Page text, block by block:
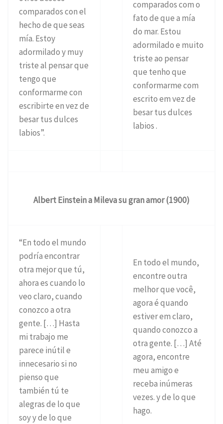
comparados con el
hecho de que seas
mía. Estoy
adormilado y muy
triste al pensar que
tengo que
conformarme con
escribirte en vez de
besar tus dulces
labios”.
comparados com o
fato de que a mía
do mar. Estou
adormilado e muito
triste ao pensar
que tenho que
conformarme com
escrito em vez de
besar tus dulces
labios .
Albert Einstein a Mileva su gran amor (1900)
“En todo el mundo
podría encontrar
otra mejor que tú,
ahora es cuando lo
veo claro, cuando
conozco a otra
gente. […] Hasta
mi trabajo me
parece inútil e
innecesario si no
pienso que
también tú te
alegras de lo que
soy y de lo que
En todo el mundo,
encontre outra
melhor que você,
agora é quando
estiver em claro,
quando conozco a
otra gente. […] Até
agora, encontre
meu amigo e
receba inúmeras
vezes. y de lo que
hago.